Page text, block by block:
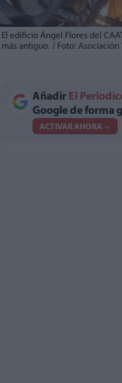
El edificio Ángel Flores del
más antiguo. / Foto:
Añadir El
Google de forma
ACTIVAR AHORA